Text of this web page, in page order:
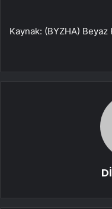
Kaynak: (BYZHA) Beyaz